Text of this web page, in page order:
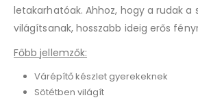
letakarhatóak. Ahhoz, hogy a rudak a
világítsanak, hosszabb ideig erős
Főbb jellemzők:
Várépítő készlet gyerekeknek
Sötétben világít